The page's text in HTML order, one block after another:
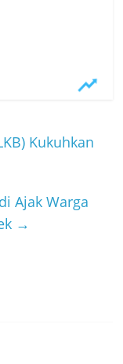
Kukuhkan
Ajak Warga
→